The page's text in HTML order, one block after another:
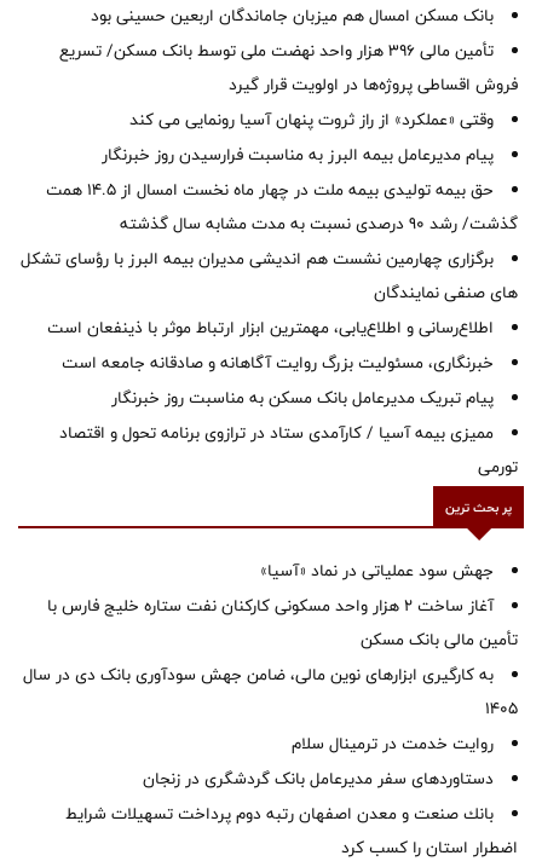
بانک مسکن امسال هم میزبان جاماندگان اربعین حسینی بود
تأمین مالی ۳۹۶ هزار واحد نهضت ملی توسط بانک مسکن/ تسریع
فروش اقساطی پروژه‌ها در اولویت قرار گیرد
وقتی «عملکرد» از راز ثروت پنهان آسیا رونمایی می کند
پیام مدیرعامل بیمه البرز به مناسبت فرارسیدن روز خبرنگار
حق بیمه تولیدی بیمه ملت در چهار ماه نخست امسال از 14.5 همت
گذشت/ رشد 90 درصدی نسبت به مدت مشابه سال گذشته
برگزاری چهارمین نشست هم اندیشی مدیران بیمه البرز با رؤسای تشکل
های صنفی نمایندگان
اطلاع‌رسانی و اطلاع‌یابی، مهمترین ابزار ارتباط موثر با ذینفعان است
خبرنگاری، مسئولیت بزرگ روایت آگاهانه و صادقانه جامعه است
پیام تبریک مدیرعامل بانک مسکن به مناسبت روز خبرنگار
ممیزی بیمه آسیا / کارآمدی ستاد در ترازوی برنامه تحول و اقتصاد
تورمی
پر بحث ترین
جهش سود عملیاتی در نماد «آسیا»
آغاز ساخت ۲ هزار واحد مسکونی کارکنان نفت ستاره خلیج فارس با
تأمین مالی بانک مسکن
به کارگیری ابزارهای نوین مالی، ضامن جهش سودآوری بانک دی در سال
1405
روایت خدمت در ترمینال سلام
دستاوردهای سفر مدیرعامل بانک گردشگری در زنجان
بانك صنعت و معدن اصفهان رتبه دوم پرداخت تسهیلات شرایط
اضطرار استان را كسب كرد